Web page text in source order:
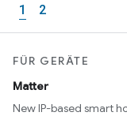
1 2
FÜR GERÄTE
Matter
New IP-based smart